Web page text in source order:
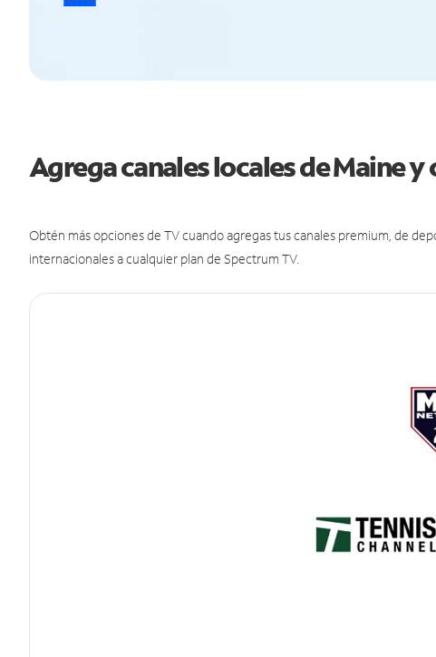
Agrega canales locales de Maine
Obtén más opciones de TV cuando agregas tus canales premium, de
internacionales a cualquier plan de Spectrum TV.